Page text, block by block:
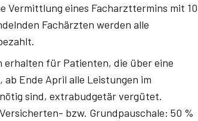
Vermittlung eines Facharzttermins mit 10
Fachärzten werden alle
erhalten für Patienten, die über eine
ab Ende April alle Leistungen im
sind, extrabudgetär vergütet.
bzw. Grundpauschale: 50 %